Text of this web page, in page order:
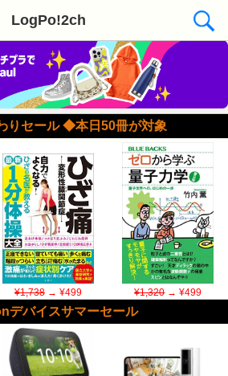
LogPo!2ch
りセール ◆本日50冊が対象
¥1,738→ ¥499 ¥1,320→ ¥499
デバイスサマーセール